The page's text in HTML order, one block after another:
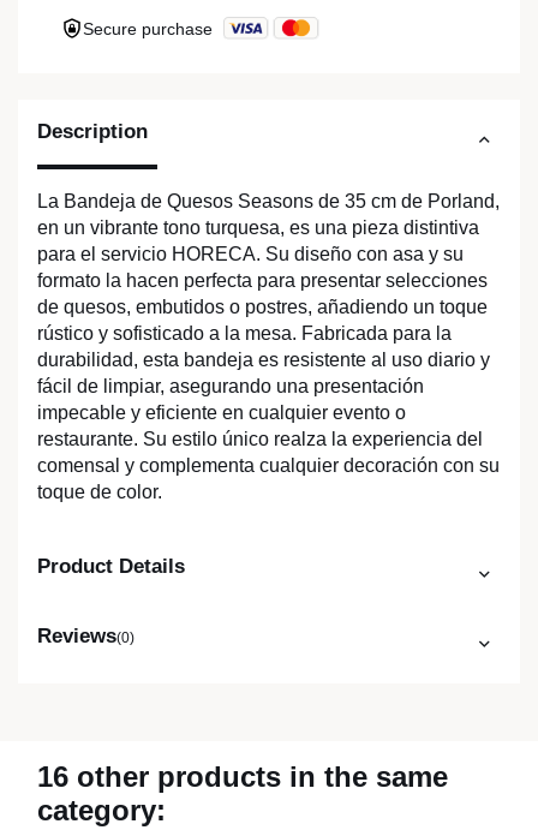
Description
La Bandeja de Quesos Seasons de 35 cm de Porland,
en un vibrante tono turquesa, es una pieza distintiva
para el servicio HORECA. Su diseño con asa y su
formato la hacen perfecta para presentar selecciones
de quesos, embutidos o postres, añadiendo un toque
rústico y sofisticado a la mesa. Fabricada para la
durabilidad, esta bandeja es resistente al uso diario y
fácil de limpiar, asegurando una presentación
impecable y eficiente en cualquier evento o
restaurante. Su estilo único realza la experiencia del
comensal y complementa cualquier decoración con su
toque de color.
Product Details
Reviews(0)
Secure purchase
16 other products in the same
category: